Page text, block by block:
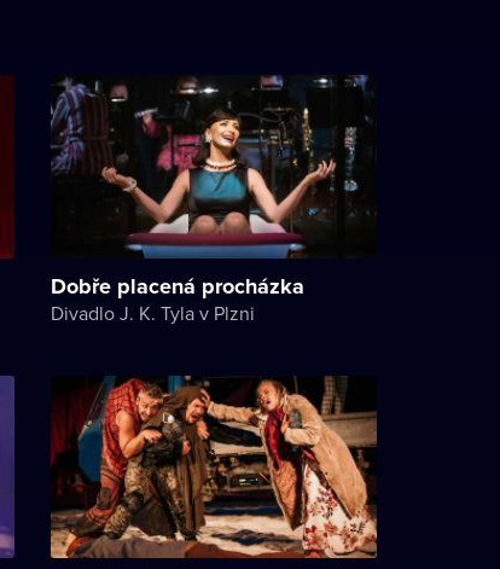
Dobře placená procházka
Divadlo J. K. Tyla v Plzni